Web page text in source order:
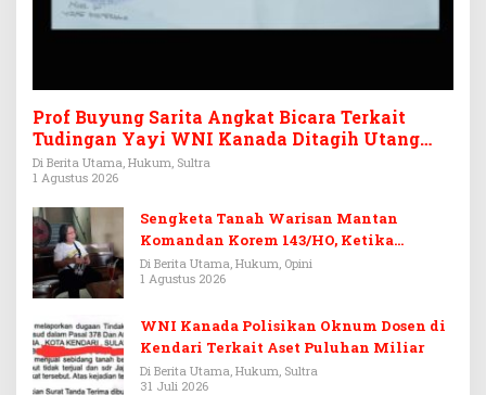
Prof Buyung Sarita Angkat Bicara Terkait
Tudingan Yayi WNI Kanada Ditagih Utang
Rp3,6 Miliar
Di Berita Utama, Hukum, Sultra
1 Agustus 2026
Sengketa Tanah Warisan Mantan
Komandan Korem 143/HO, Ketika
Warisan Menjadi Arena Pemerasan
Di Berita Utama, Hukum, Opini
1 Agustus 2026
WNI Kanada Polisikan Oknum Dosen di
Kendari Terkait Aset Puluhan Miliar
Di Berita Utama, Hukum, Sultra
31 Juli 2026